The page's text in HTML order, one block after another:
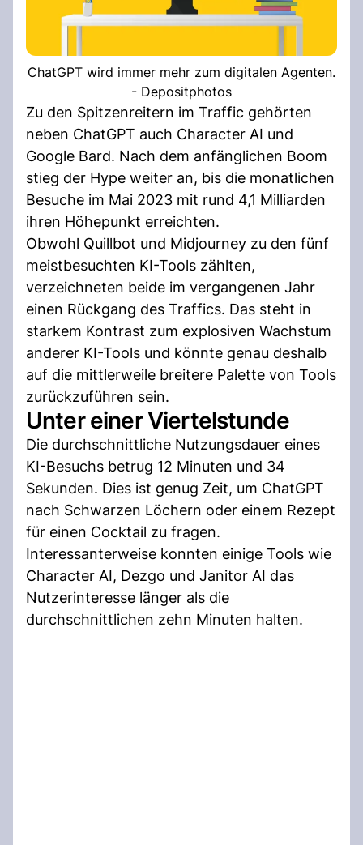
ChatGPT wird immer mehr zum digitalen Agenten.
- Depositphotos
Zu den Spitzenreitern im Traffic gehörten
neben ChatGPT auch Character AI und
Google Bard. Nach dem anfänglichen Boom
stieg der Hype weiter an, bis die monatlichen
Besuche im Mai 2023 mit rund 4,1 Milliarden
ihren Höhepunkt erreichten.
Obwohl Quillbot und Midjourney zu den fünf
meistbesuchten KI-Tools zählten,
verzeichneten beide im vergangenen Jahr
einen Rückgang des Traffics. Das steht in
starkem Kontrast zum explosiven Wachstum
anderer KI-Tools und könnte genau deshalb
auf die mittlerweile breitere Palette von Tools
zurückzuführen sein.
Unter einer Viertelstunde
Die durchschnittliche Nutzungsdauer eines
KI-Besuchs betrug 12 Minuten und 34
Sekunden. Dies ist genug Zeit, um ChatGPT
nach Schwarzen Löchern oder einem Rezept
für einen Cocktail zu fragen.
Interessanterweise konnten einige Tools wie
Character AI, Dezgo und Janitor AI das
Nutzerinteresse länger als die
durchschnittlichen zehn Minuten halten.